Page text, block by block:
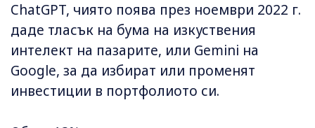
ChatGPT, чиято поява през ноември 2022 г.
даде тласък на бума на изкуствения
интелект на пазарите, или Gemini на
Google, за да избират или променят
инвестиции в портфолиото си.